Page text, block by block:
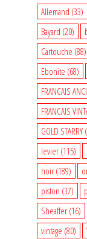
Allemand (33)
Bayard (20)
Cartouche (88)
Ebonite (68)
FRANCAIS
FRANCAIS
GOLD STARRY
levier(115)
noir(189)
piston (37)
Sheaffer(16)
vintage (80)